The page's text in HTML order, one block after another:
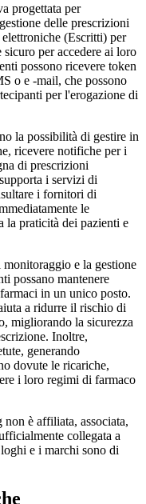
progettata per
delle prescrizioni
(Escritti) per
per accedere ai loro
possono ricevere token
o e -mail, che possono
per l'erogazione di
la possibilità di gestire in
ricevere notifiche per i
di prescrizioni
i servizi di
i fornitori di
le
la praticità dei pazienti e
e la gestione
possano mantenere
in un unico posto.
a ridurre il rischio di
migliorando la sicurezza
Inoltre,
generando
dovute le ricariche,
i loro regimi di farmaco
è affiliata, associata,
collegata a
e i marchi sono di